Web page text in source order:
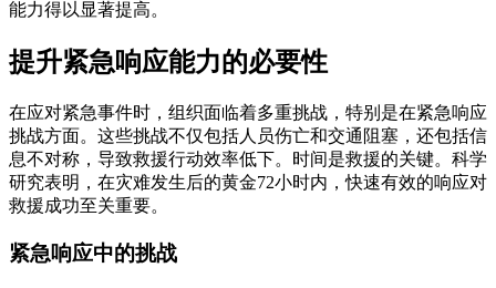
能力得以显著提高。
提升紧急响应能力的必要性
在应对紧急事件时，组织面临着多重挑战，特别是在紧急响应
挑战方面。这些挑战不仅包括人员伤亡和交通阻塞，还包括信
息不对称，导致救援行动效率低下。时间是救援的关键。科学
研究表明，在灾难发生后的黄金72小时内，快速有效的响应对
救援成功至关重要。
紧急响应中的挑战